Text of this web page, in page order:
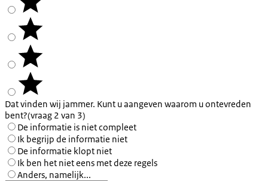
Dat vinden wij jammer. Kunt u aangeven waarom u ontevreden
bent?(vraag 2 van 3)
De informatie is niet compleet
Ik begrijp de informatie niet
De informatie klopt niet
Ik ben het niet eens met deze regels
Anders, namelijk...